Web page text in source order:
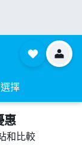
擇
惠
和比較